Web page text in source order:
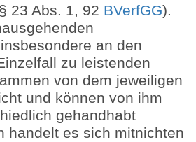
23 Abs. 1, 92 BVerfGG).
an den
zu leistenden
von dem jeweiligen
und können von ihm
gehandhabt
handelt es sich mitnichten